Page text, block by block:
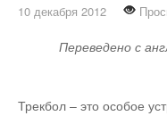
10 декабря 2012
Переведено с
Трекбол – это особое